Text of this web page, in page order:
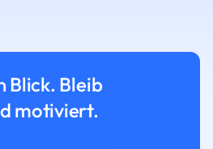
Blick. Bleib
motiviert.